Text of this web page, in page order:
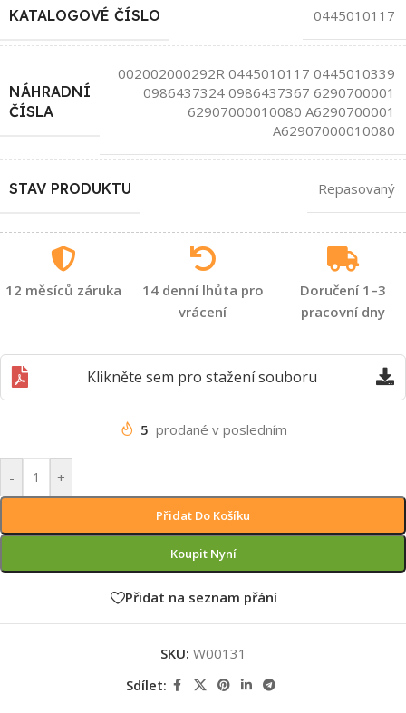
KATALOGOVÉ ČÍSLO 0445010117
NÁHRADNÍ
ČÍSLA
002002000292R 0445010117 0445010339
0986437324 0986437367 6290700001
62907000010080 A6290700001
A62907000010080
STAV PRODUKTU Repasovaný
12 měsíců záruka
14 denní lhůta pro
vrácení
Doručení 1–3
pracovní dny
Klikněte sem pro stažení souboru
5 prodané v posledním
- +
Přidat Do Košíku
Koupit Nyní
Přidat na seznam přání
SKU: W00131
Sdílet: